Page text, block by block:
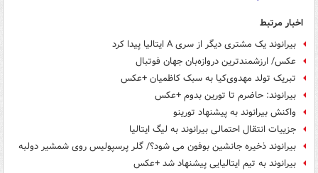
اخبار مرتبط
بیرانوند یک مشتری دیگر از سری A ایتالیا پیدا کرد
عکس/ ارزشمندترین دروازه‌بان جهان فوتبال
تبریک تولد مهدوی‌کیا به سبک کاظمیان +عکس
بیرانوند: حاضرم تا تورین بدوم +عکس
واکنش بیرانوند به پیشنهاد تورینو
جزییات انتقال احتمالی بیرانوند به لیگ ایتالیا
بیرانوند ذخیره جانشین بوفون می شود؟/ گلر پرسپولیس روی شمشیر دولبه
بیرانوند به تیم ایتالیایی پیشنهاد شد +عکس